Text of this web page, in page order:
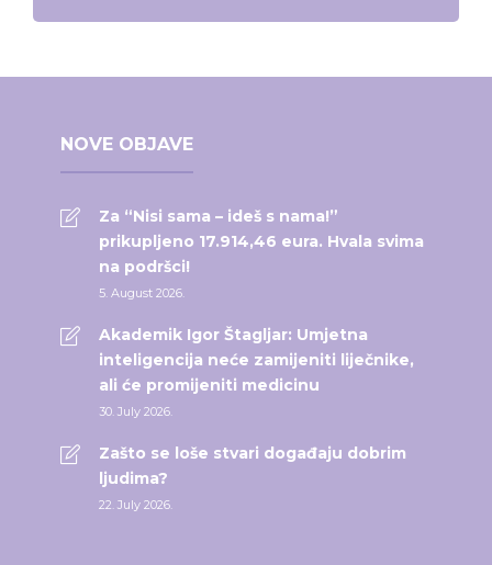
NOVE OBJAVE
Za “Nisi sama – ideš s nama!”
prikupljeno 17.914,46 eura. Hvala svima
na podršci!
5. August 2026.
Akademik Igor Štagljar: Umjetna
inteligencija neće zamijeniti liječnike,
ali će promijeniti medicinu
30. July 2026.
Zašto se loše stvari događaju dobrim
ljudima?
22. July 2026.